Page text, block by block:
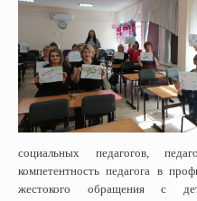
социальных педагогов,
компетентность педагога в
жестокого обращения с